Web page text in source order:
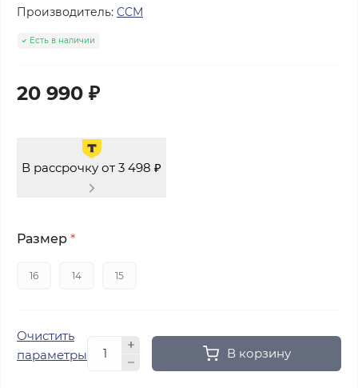
Производитель: CCM
Есть в наличии
20 990 ₽
В рассрочку от 3 498 ₽
Размер *
16 14 15
Очистить
параметры
В корзину